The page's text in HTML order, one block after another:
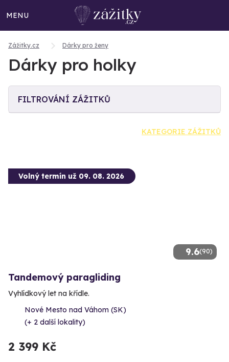
MENU
Zážitky.cz Dárky pro ženy
Dárky pro holky
FILTROVÁNÍ ZÁŽITKŮ
KATEGORIE ZÁŽITKŮ
9.6(90)
Volný termín už 09. 08. 2026
Tandemový paragliding
Vyhlídkový let na křídle.
Nové Mesto nad Váhom (SK)
(+ 2 další lokality)
2 399 Kč